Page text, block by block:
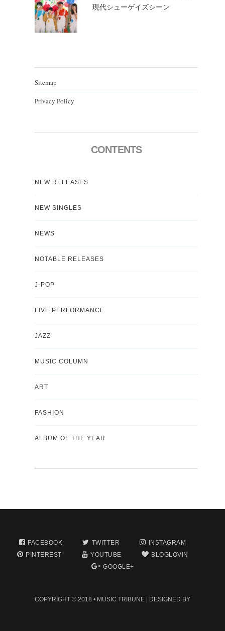
現代シューゲイズシーン
Sitemap
Privacy Policy
CONTENTS
NEW RELEASES
NEW SINGLES
NEWS
NOTABLE RELEASES
J-POP
LIVE PERFORMANCE
JAZZ
MUSIC COLUMN
ART
FASHION
ALBUM OF THE YEAR
FACEBOOK TWITTER
INSTAGRAM
PINTEREST
YOUTUBE
BLOGLOVIN
GOOGLE+
COPYRIGHT © 2018 • MUSIC TRIBUNE | DESIGNED BY